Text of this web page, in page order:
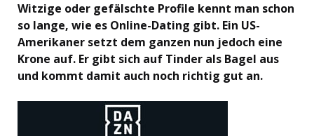
Witzige oder gefälschte Profile kennt man schon
so lange, wie es Online-Dating gibt. Ein US-
Amerikaner setzt dem ganzen nun jedoch eine
Krone auf. Er gibt sich auf Tinder als Bagel aus
und kommt damit auch noch richtig gut an.